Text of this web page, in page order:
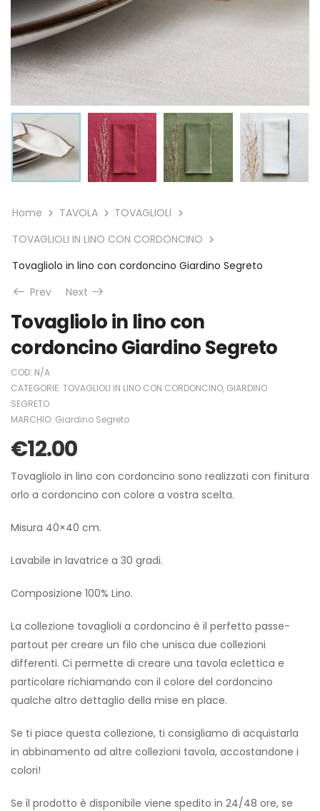
Home TAVOLA
TOVAGLIOLI
TOVAGLIOLI IN LINO CON CORDONCINO
Tovagliolo in lino con cordoncino Giardino Segreto
Prev
Next
Tovagliolo in lino con
cordoncino Giardino Segreto
COD: N/A
CATEGORIE: TOVAGLIOLI IN LINO CON CORDONCINO, GIARDINO
SEGRETO
MARCHIO: Giardino Segreto
€12.00
Tovagliolo in lino con cordoncino sono realizzati con finitura
orlo a cordoncino con colore a vostra scelta.
Misura 40×40 cm.
Lavabile in lavatrice a 30 gradi.
Composizione 100% Lino.
La collezione tovaglioli a cordoncino è il perfetto passe-
partout per creare un filo che unisca due collezioni
differenti. Ci permette di creare una tavola eclettica e
particolare richiamando con il colore del cordoncino
qualche altro dettaglio della mise en place.
Se ti piace questa collezione, ti consigliamo di acquistarla
in abbinamento ad altre collezioni tavola, accostandone i
colori!
Se il prodotto è disponibile viene spedito in 24/48 ore, se